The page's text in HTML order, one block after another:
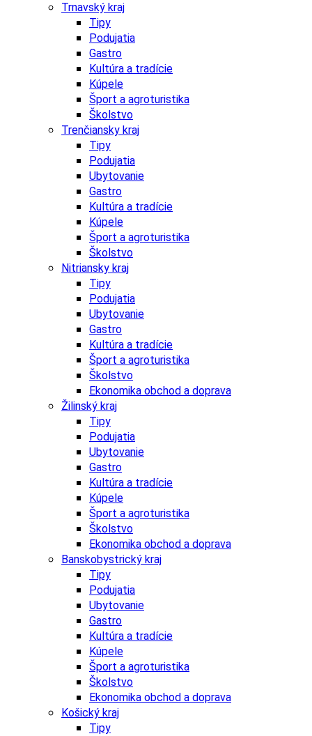
Trnavský kraj
Tipy
Podujatia
Gastro
Kultúra a tradície
Kúpele
Šport a agroturistika
Školstvo
Trenčiansky kraj
Tipy
Podujatia
Ubytovanie
Gastro
Kultúra a tradície
Kúpele
Šport a agroturistika
Školstvo
Nitriansky kraj
Tipy
Podujatia
Ubytovanie
Gastro
Kultúra a tradície
Šport a agroturistika
Školstvo
Ekonomika obchod a doprava
Žilinský kraj
Tipy
Podujatia
Ubytovanie
Gastro
Kultúra a tradície
Kúpele
Šport a agroturistika
Školstvo
Ekonomika obchod a doprava
Banskobystrický kraj
Tipy
Podujatia
Ubytovanie
Gastro
Kultúra a tradície
Kúpele
Šport a agroturistika
Školstvo
Ekonomika obchod a doprava
Košický kraj
Tipy